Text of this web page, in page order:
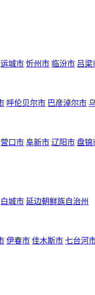
运城市 忻州市 临汾市 吕梁
呼伦贝尔市 巴彦淖尔市
营口市 阜新市 辽阳市 盘锦
白城市 延边朝鲜族自治州
伊春市 佳木斯市 七台河